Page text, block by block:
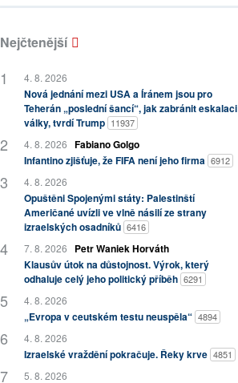
Nejčtenější
4. 8. 2026
Nová jednání mezi USA a Íránem jsou pro
Teherán „poslední šancí“, jak zabránit eskalaci
války, tvrdí Trump 11937
4. 8. 2026 Fabiano Golgo
Infantino zjišťuje, že FIFA není jeho firma 6912
4. 8. 2026
Opuštěni Spojenými státy: Palestinští
Američané uvízli ve vlně násilí ze strany
izraelských osadníků 6416
7. 8. 2026
Petr Waniek Horváth
Klausův útok na důstojnost. Výrok, který
odhaluje celý jeho politický příběh 6291
4. 8. 2026
„Evropa v ceutském testu neuspěla“ 4894
4. 8. 2026
Izraelské vraždění pokračuje. Řeky krve 4851
5. 8. 2026